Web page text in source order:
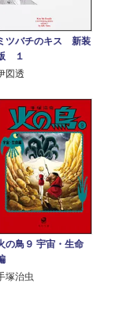
ツバチのキス 新装
１
図透
の鳥９ 宇宙・生命
塚治虫